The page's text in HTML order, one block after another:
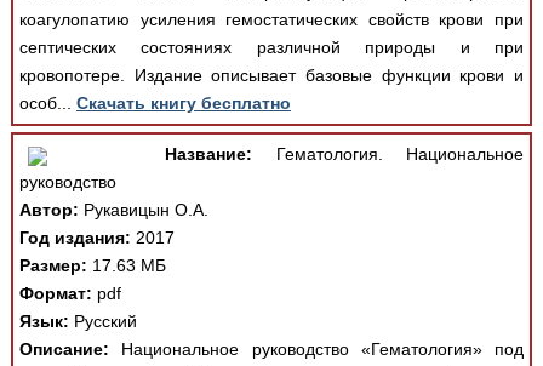
коагулопатию усиления гемостатических свойств крови при
септических состояниях различной природы и при
кровопотере. Издание описывает базовые функции крови и
особ... Скачать книгу бесплатно
Название: Гематология. Национальное
руководство
Автор: Рукавицын О.А.
Год издания: 2017
Размер: 17.63 МБ
Формат: pdf
Язык: Русский
Описание: Национальное руководство «Гематология» под